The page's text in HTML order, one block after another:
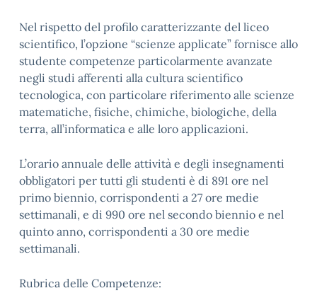
Nel rispetto del profilo caratterizzante del liceo
scientifico, l’opzione “scienze applicate” fornisce allo
studente competenze particolarmente avanzate
negli studi afferenti alla cultura scientifico
tecnologica, con particolare riferimento alle scienze
matematiche, fisiche, chimiche, biologiche, della
terra, all’informatica e alle loro applicazioni.
L’orario annuale delle attività e degli insegnamenti
obbligatori per tutti gli studenti è di 891 ore nel
primo biennio, corrispondenti a 27 ore medie
settimanali, e di 990 ore nel secondo biennio e nel
quinto anno, corrispondenti a 30 ore medie
settimanali.
Rubrica delle Competenze: